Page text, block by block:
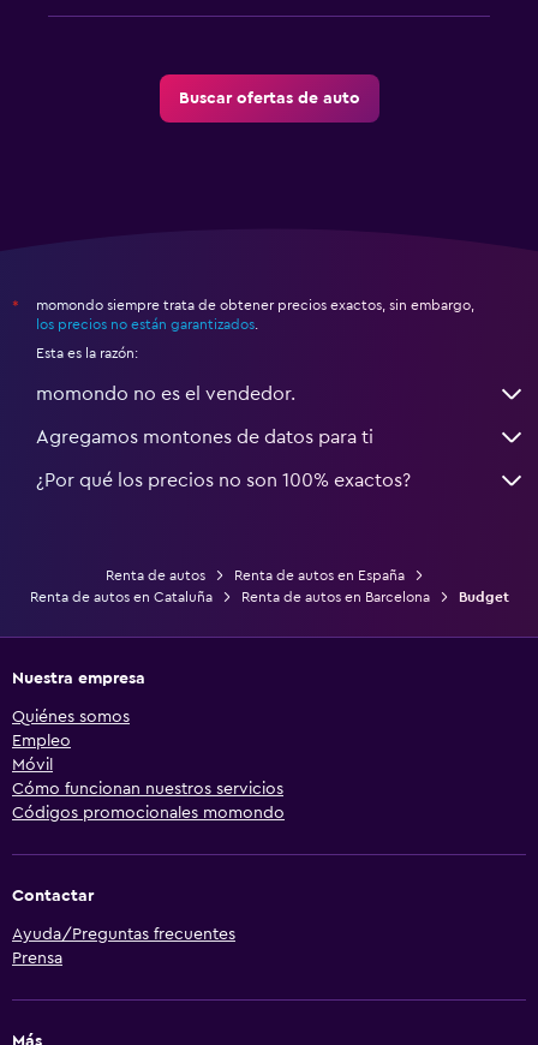
Buscar ofertas de auto
*
momondo siempre trata de obtener precios exactos, sin embargo,
los precios no están garantizados.
Esta es la razón:
momondo no es el vendedor.
Agregamos montones de datos para ti
¿Por qué los precios no son 100% exactos?
Renta de autos
Renta de autos en España
Renta de autos en Cataluña
Renta de autos en Barcelona Budget
Nuestra empresa
Quiénes somos
Empleo
Móvil
Cómo funcionan nuestros servicios
Códigos promocionales momondo
Contactar
Ayuda/Preguntas frecuentes
Prensa